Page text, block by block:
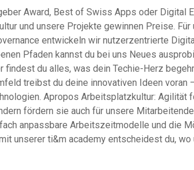
Award, Best of Swiss Apps oder Digital
und unsere Projekte gewinnen Preise. Für
entwickeln wir nutzerzentrierte
Pfaden kannst du bei uns Neues
findest du alles, was dein Techie-Herz
treibst du deine innovativen Ideen voran
Apropos Arbeitsplatzkultur: Agilität
fördern sie auch für unsere
anpassbare Arbeitszeitmodelle und die
unserer ti&m academy entscheidest du,